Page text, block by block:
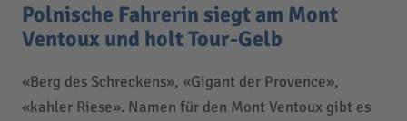
Polnische Fahrerin siegt am Mont
Ventoux und holt Tour-Gelb
«Berg des Schreckens», «Gigant der Provence»,
«kahler Riese». Namen für den Mont Ventoux gibt es